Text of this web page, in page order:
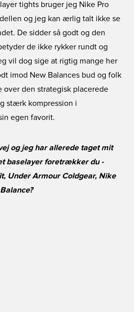
tights bruger jeg Nike Pro
og jeg kan ærlig talt ikke se
De sidder så godt og den
de ikke rykker rundt og
vil dog sige at rigtig mange her
imod New Balances bud og folk
over den strategisk placerede
stærk kompression i
egen favorit.
og jeg har allerede taget mit
baselayer foretrækker du -
Under Armour Coldgear, Nike